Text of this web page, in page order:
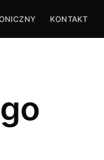
KONTAKT